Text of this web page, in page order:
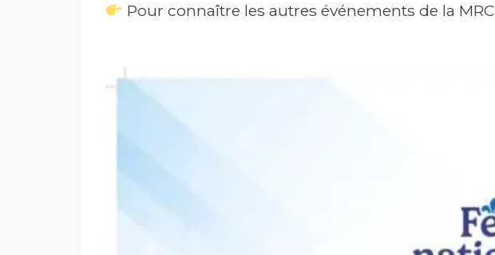
Pour connaître les autres événements de la MRC